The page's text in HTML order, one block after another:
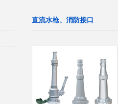
直流水枪、消防接口